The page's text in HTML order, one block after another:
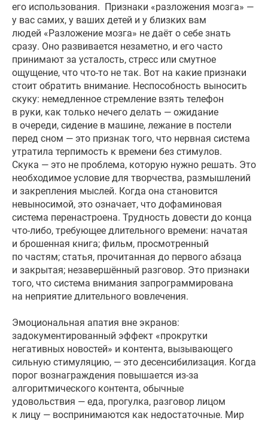
его использования. Признаки «разложения мозга» —
у вас самих, у ваших детей и у близких вам
людей «Разложение мозга» не даёт о себе знать
сразу. Оно развивается незаметно, и его часто
принимают за усталость, стресс или смутное
ощущение, что что-то не так. Вот на какие признаки
стоит обратить внимание. Неспособность выносить
скуку: немедленное стремление взять телефон
в руки, как только нечего делать — ожидание
в очереди, сидение в машине, лежание в постели
перед сном — это признак того, что нервная система
утратила терпимость к времени без стимулов.
Скука — это не проблема, которую нужно решать. Это
необходимое условие для творчества, размышлений
и закрепления мыслей. Когда она становится
невыносимой, это означает, что дофаминовая
система перенастроена. Трудность довести до конца
что-либо, требующее длительного времени: начатая
и брошенная книга; фильм, просмотренный
по частям; статья, прочитанная до первого абзаца
и закрытая; незавершённый разговор. Это признаки
того, что система внимания запрограммирована
на неприятие длительного вовлечения.
Эмоциональная апатия вне экранов:
задокументированный эффект «прокрутки
негативных новостей» и контента, вызывающего
сильную стимуляцию, — это десенсибилизация. Когда
порог вознаграждения повышается из-за
алгоритмического контента, обычные
удовольствия — еда, прогулка, разговор лицом
к лицу — воспринимаются как недостаточные. Мир